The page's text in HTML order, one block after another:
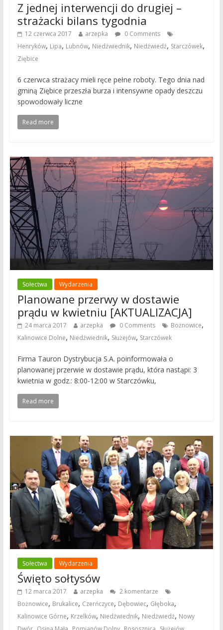
Z jednej interwencji do drugiej –
strażacki bilans tygodnia
12 czerwca 2017 arzepka
0 Comments
Henryków, Lipa, Lubnów, Niedźwiednik, Niedźwiedź, Starczówek,
Ziębice
6 czerwca strażacy mieli ręce pełne roboty. Tego dnia nad
gminą Ziębice przeszła burza i intensywne opady deszczu
spowodowały liczne
Read more
Sołectwa Wydarzenia
Planowane przerwy w dostawie
prądu w kwietniu [AKTUALIZACJA]
24 marca 2017 arzepka 0 Comments Bożnowice,
Kalinowice Dolne, Niedźwiednik, Służejów, Starczówek
Firma Tauron Dystrybucja S.A. poinformowała o
planowanej przerwie w dostawie prądu, która nastąpi: 3
kwietnia w godz.: 8:00-12:00 w Starczówku,
Read more
Sołectwa Wydarzenia
Święto sołtysów
12 marca 2017 arzepka
2 komentarze
Bożnowice, Brukalice, Czerńczyce, Dębowiec, Głęboka,
Kalinowice Górne, Krzelków, Niedźwiednik, Niedźwiedź, Nowy